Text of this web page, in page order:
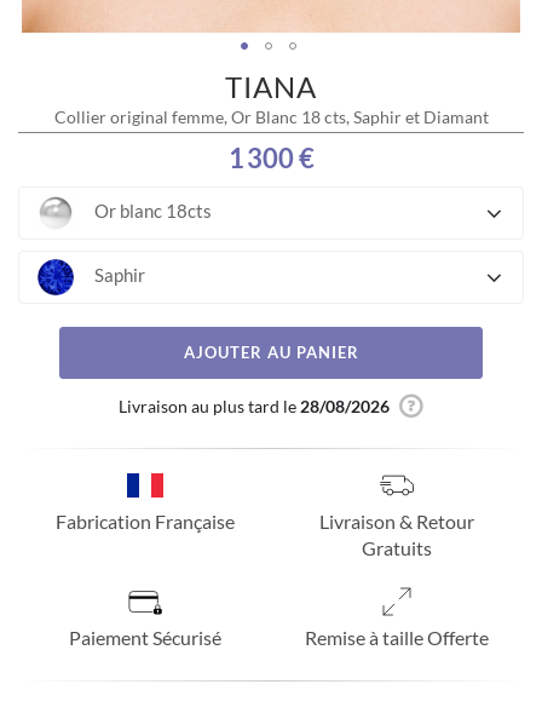
TIANA
Collier original femme, Or Blanc 18 cts, Saphir et Diamant
1 300 €
Or blanc 18cts
Saphir
AJOUTER AU PANIER
Livraison au plus tard le 28/08/2026
Fabrication Française
Livraison & Retour
Gratuits
Paiement Sécurisé Remise à taille Offerte
images